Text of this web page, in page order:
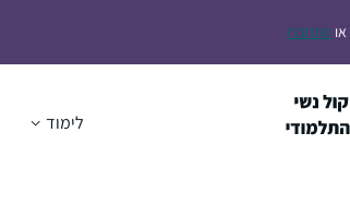
או התחברו
לימוד